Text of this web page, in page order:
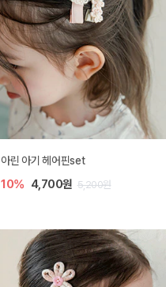
아린 아기 헤어핀set
10% 4,700원 5,200원